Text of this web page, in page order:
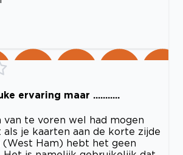
ervaring maar ...........
van te voren wel had mogen
als je kaarten aan de korte zijde
(West Ham) hebt het geen